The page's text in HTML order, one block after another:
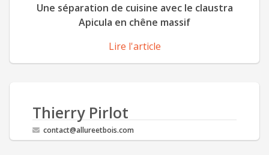
Une séparation de cuisine avec le claustra
Apicula en chêne massif
Lire l'article
Thierry Pirlot
contact@allureetbois.com